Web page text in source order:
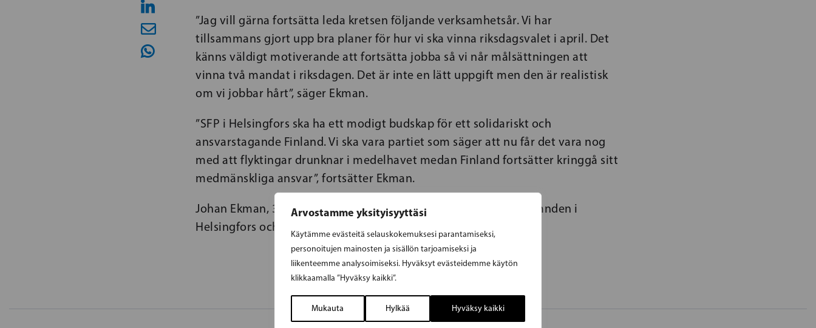
Arvostamme yksityisyyttäsi
Käytämme evästeitä selauskokemuksesi parantamiseksi,
personoitujen mainosten ja sisällön tarjoamiseksi ja
liikenteemme analysoimiseksi. Hyväksyt evästeidemme käytön
klikkaamalla ”Hyväksy kaikki”.
Mukauta Hylkää Hyväksy kaikki
”Jag vill gärna fortsätta leda kretsen följande verksamhetsår. Vi har
tillsammans gjort upp bra planer för hur vi ska vinna riksdagsvalet i april. Det
känns väldigt motiverande att fortsätta jobba så vi når målsättningen att
vinna två mandat i riksdagen. Det är inte en lätt uppgift men den är realistisk
om vi jobbar hårt”, säger Ekman.
”SFP i Helsingfors ska ha ett modigt budskap för ett solidariskt och
ansvarstagande Finland. Vi ska vara partiet som säger att nu får det vara nog
med att flyktingar drunknar i medelhavet medan Finland fortsätter kringgå sitt
medmänskliga ansvar”, fortsätter Ekman.
Johan Ekman, 31, jobbar i riksdagen, är medlem i utbildningsnämnden i
Helsingfors och ordförande för nämndens svenska sektion.